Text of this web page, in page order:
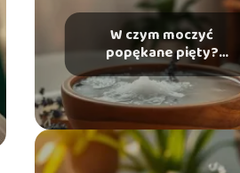
W czym moczyć
popękane pięty?
Skuteczne domowe
sposoby na ulgę